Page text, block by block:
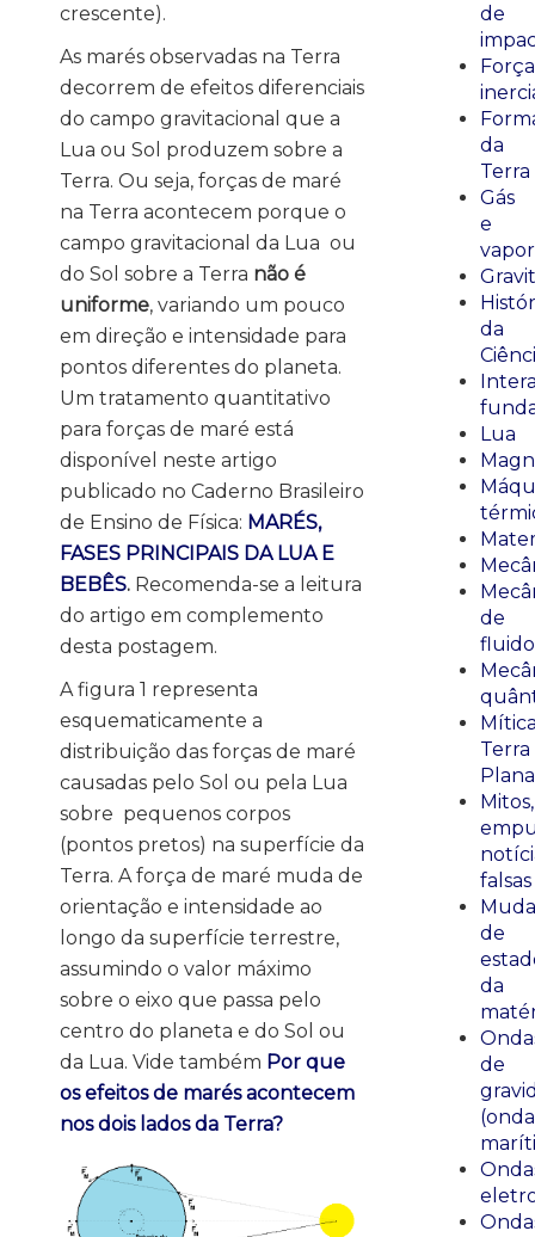
crescente).
As marés observadas na Terra
decorrem de efeitos diferenciais
do campo gravitacional que a
Lua ou Sol produzem sobre a
Terra. Ou seja, forças de maré
na Terra acontecem porque o
campo gravitacional da Lua ou
do Sol sobre a Terra não é
uniforme, variando um pouco
em direção e intensidade para
pontos diferentes do planeta.
Um tratamento quantitativo
para forças de maré está
disponível neste artigo
publicado no Caderno Brasileiro
de Ensino de Física: MARÉS,
FASES PRINCIPAIS DA LUA E
BEBÊS. Recomenda-se a leitura
do artigo em complemento
desta postagem.
A figura 1 representa
esquematicamente a
distribuição das forças de maré
causadas pelo Sol ou pela Lua
sobre pequenos corpos
(pontos pretos) na superfície da
Terra. A força de maré muda de
orientação e intensidade ao
longo da superfície terrestre,
assumindo o valor máximo
sobre o eixo que passa pelo
centro do planeta e do Sol ou
da Lua. Vide também Por que
os efeitos de marés acontecem
nos dois lados da Terra?
de
da
Terra
Gás
e
vapor
da
Lua
de
Terra
Plana
Mitos,
falsas
de
da
de